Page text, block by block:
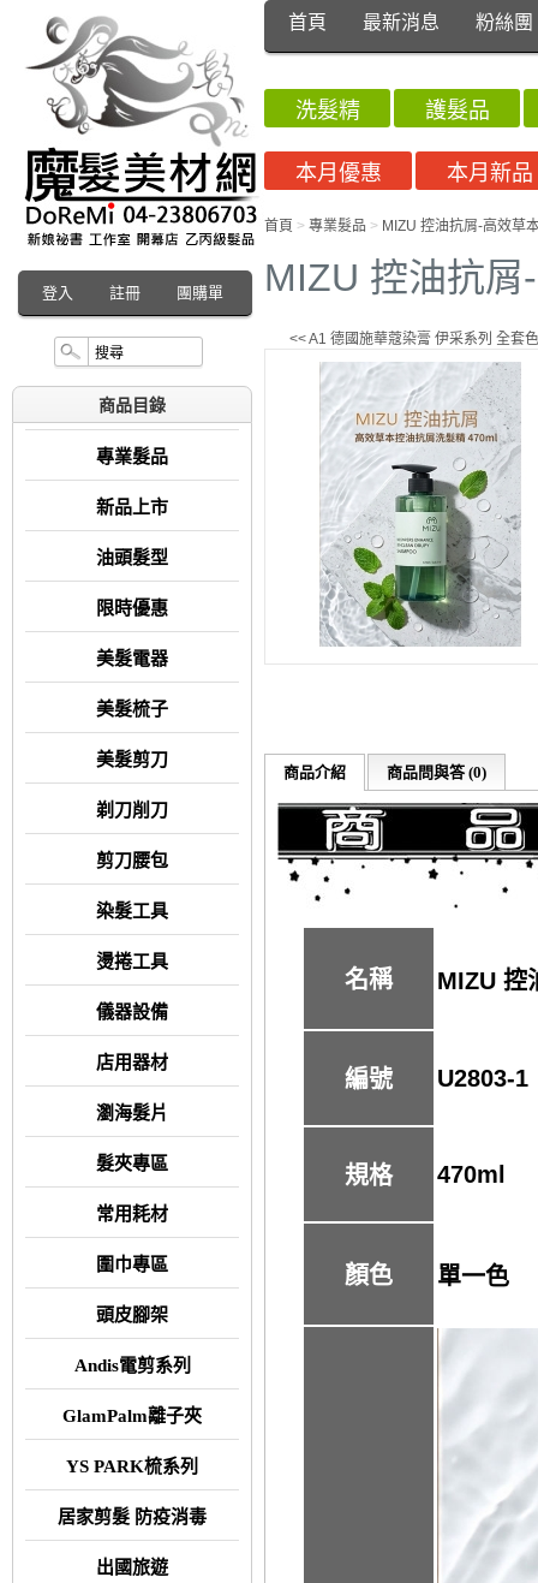
登入 註冊 團購單
首頁 最新消息 粉絲團
商品目錄
專業髮品
新品上市
油頭髮型
限時優惠
美髮電器
美髮梳子
美髮剪刀
剃刀削刀
剪刀腰包
染髮工具
燙捲工具
儀器設備
店用器材
瀏海髮片
髮夾專區
常用耗材
圍巾專區
頭皮腳架
Andis電剪系列
GlamPalm離子夾
YS PARK梳系列
居家剪髮 防疫消毒
出國旅遊
洗髮精
護髮品
本月優惠
本月新品
首頁 > 專業髮品 > MIZU 控油抗屑-高效草
MIZU 控油抗
<< A1 德國施華蔻染膏 伊采系列 全套
商品介紹 商品問與答 (0)
名稱 MIZU 控
編號 U2803-1
規格 470ml
顏色 單一色